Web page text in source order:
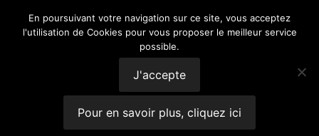
Voyance
Suisse
En poursuivant votre navigation sur ce site, vous acceptez
l'utilisation de Cookies pour vous proposer le meilleur service
possible.
J'accepte
Pour en savoir plus, cliquez ici